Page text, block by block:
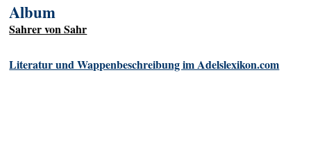
Album
Sahrer von Sahr
Literatur und Wappenbeschreibung im Adelslexikon.com